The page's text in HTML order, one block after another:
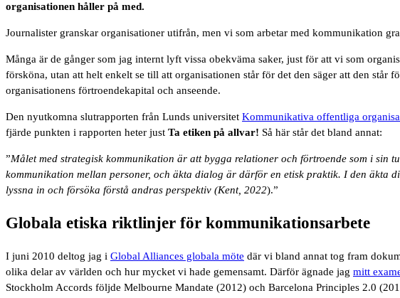
organisationen håller på med.
Journalister granskar organisationer utifrån, men vi som arbetar med kommunikation
Många är de gånger som jag internt lyft vissa obekväma saker, just för att vi som
försköna, utan att helt enkelt se till att organisationen står för det den säger att den
organisationens förtroendekapital och anseende.
Den nyutkomna slutrapporten från Lunds universitet Kommunikativa offentliga
fjärde punkten i rapporten heter just Ta etiken på allvar! Så här står det bland annat:
”Målet med strategisk kommunikation är att bygga relationer och förtroende som i sin
kommunikation mellan personer, och äkta dialog är därför en etisk praktik. I den äkta
lyssna in och försöka förstå andras perspektiv (Kent, 2022).”
Globala etiska riktlinjer för kommunikationsarbete
I juni 2010 deltog jag i Global Alliances globala möte där vi bland annat tog fram
olika delar av världen och hur mycket vi hade gemensamt. Därför ägnade jag mitt
Stockholm Accords följde Melbourne Mandate (2012) och Barcelona Principles 2.0